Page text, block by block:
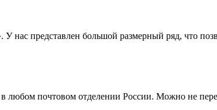
У нас представлен большой размерный ряд, что
в любом почтовом отделении России. Можно не